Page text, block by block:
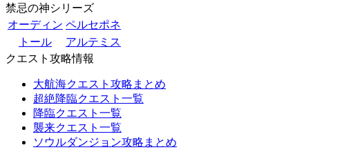
禁忌の神シリーズ
オーディン ペルセポネ
トール
アルテミス
クエスト攻略情報
大航海クエスト攻略まとめ
超絶降臨クエスト一覧
降臨クエスト一覧
襲来クエスト一覧
ソウルダンジョン攻略まとめ